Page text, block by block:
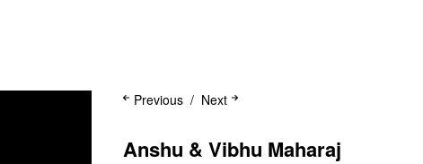
Next
Previous
Anshu & Vibhu Maharaj